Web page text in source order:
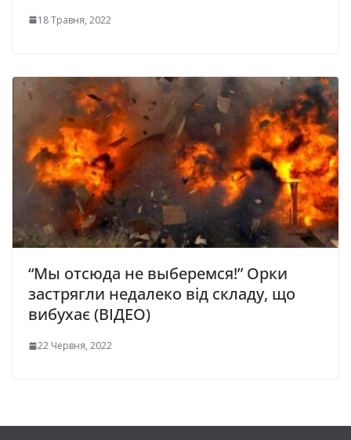
18 Травня, 2022
“Мы отсюда не выберемся!” Орки
застрягли недалеко від складу, що
вибухає (ВІДЕО)
22 Червня, 2022